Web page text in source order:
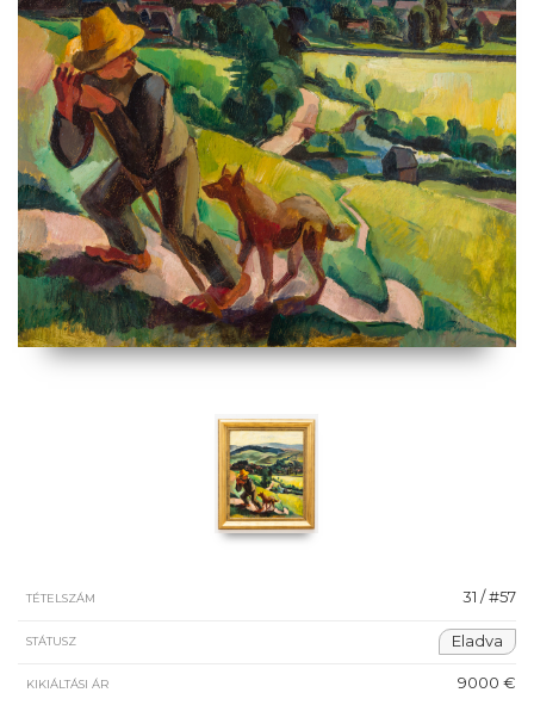
TÉTELSZÁM 31 / #57
STÁTUSZ Eladva
KIKIÁLTÁSI ÁR 9000 €